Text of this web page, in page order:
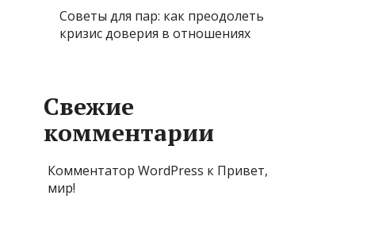
Советы для пар: как преодолеть
кризис доверия в отношениях
Свежие
комментарии
Комментатор WordPress к Привет,
мир!